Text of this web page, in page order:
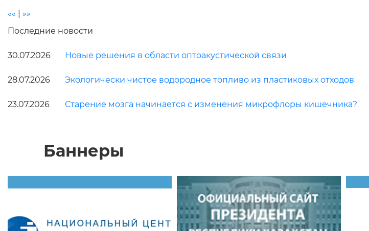
««
»»
Последние новости
30.07.2026 Новые решения в области оптоакустической связи
28.07.2026 Экологически чистое водородное топливо из пластиковых отходов
23.07.2026 Старение мозга начинается с изменения микрофлоры кишечника?
Баннеры